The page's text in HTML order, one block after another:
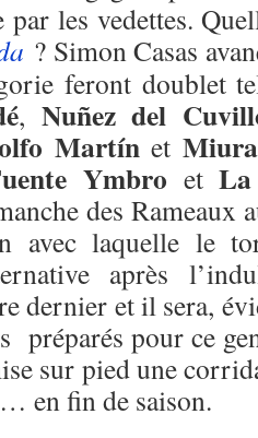
les vedettes.
? Simon Casas
feront doublet
, Nuñez del
Martínet
Ymbro et
des Rameaux
avec laquelle le
après
dernier et il sera,
préparés pour ce
sur pied une
… en fin de saison.